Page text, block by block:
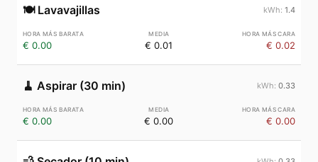
🍽️ Lavavajillas 1.4
€ 0.00 € 0.01 € 0.02
🧹 Aspirar (30 min) 0.33
€ 0.00 € 0.00 € 0.00